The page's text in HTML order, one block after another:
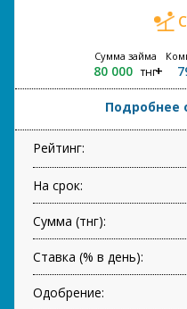
Сумма займа
80 000 тнг
Подробнее
Рейтинг:
На срок:
Сумма (тнг):
Ставка (% в день):
Одобрение: